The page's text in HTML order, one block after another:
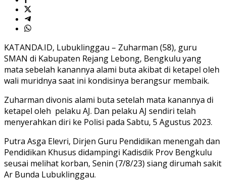
KATANDA.ID, Lubuklinggau – Zuharman (58), guru
SMAN di Kabupaten Rejang Lebong, Bengkulu yang
mata sebelah kanannya alami buta akibat di ketapel oleh
wali muridnya saat ini kondisinya berangsur membaik.
Zuharman divonis alami buta setelah mata kanannya di
ketapel oleh pelaku AJ. Dan pelaku AJ sendiri telah
menyerahkan diri ke Polisi pada Sabtu, 5 Agustus 2023.
Putra Asga Elevri, Dirjen Guru Pendidikan menengah dan
Pendidikan Khusus didampingi Kadisdik Prov Bengkulu
seusai melihat korban, Senin (7/8/23) siang dirumah sakit
Ar Bunda Lubuklinggau.